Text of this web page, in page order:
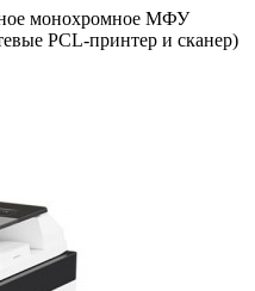
монохромное МФУ
PCL-принтер и сканер)